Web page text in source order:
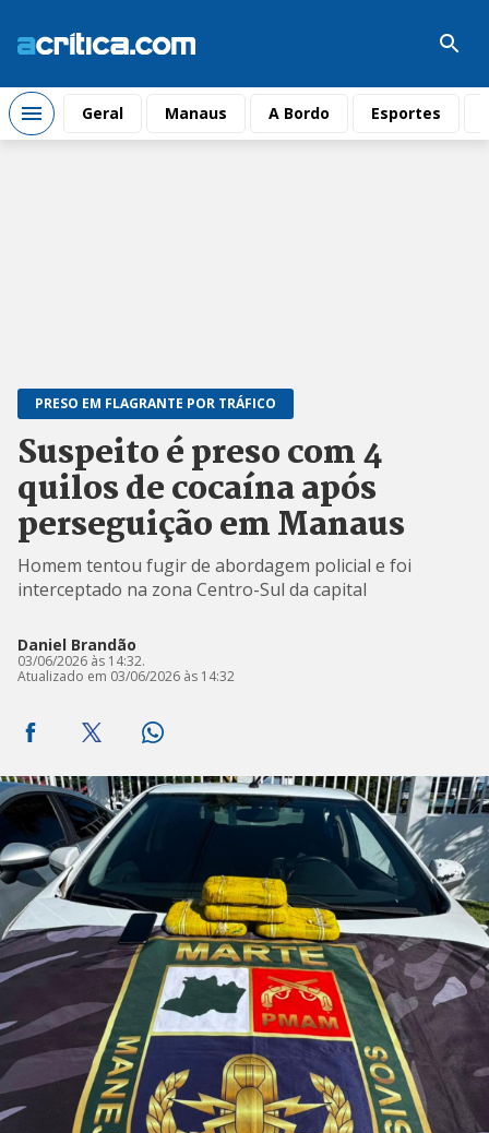
Geral Manaus A Bordo Esportes
PRESO EM FLAGRANTE POR TRÁFICO
Suspeito é preso com 4
quilos de cocaína após
perseguição em Manaus
Homem tentou fugir de abordagem policial e foi
interceptado na zona Centro-Sul da capital
Daniel Brandão
03/06/2026 às 14:32.
Atualizado em 03/06/2026 às 14:32